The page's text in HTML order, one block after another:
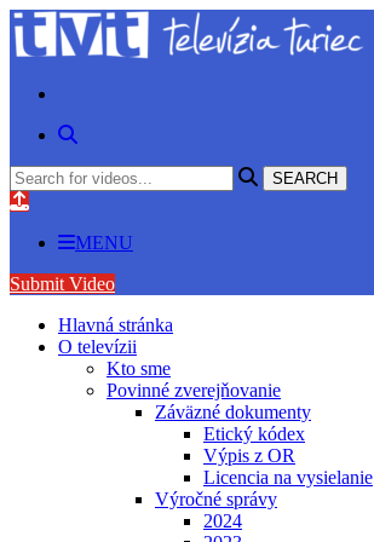
MENU
Submit Video
Hlavná stránka
O televízii
Kto sme
Povinné zverejňovanie
Záväzné dokumenty
Etický kódex
Výpis z OR
Licencia na vysielanie
Výročné správy
2024